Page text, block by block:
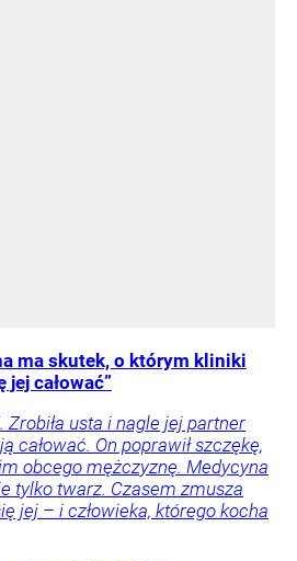
ma skutek, o którym kliniki
jej całować”
Zrobiła usta i nagle jej partner
całować. On poprawił szczękę,
obcego mężczyznę. Medycyna
tylko twarz. Czasem zmusza
jej – i człowieka, którego kocha